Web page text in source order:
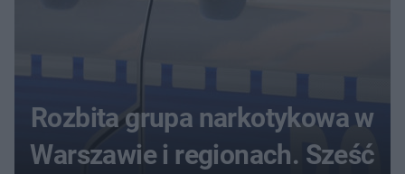
Rozbita grupa narkotykowa w
Warszawie i regionach. Sześć